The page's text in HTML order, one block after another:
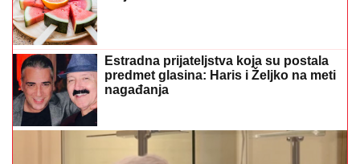
Estradna prijateljstva koja su postala
predmet glasina: Haris i Željko na meti
nagađanja